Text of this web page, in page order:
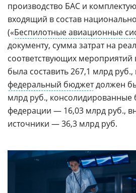
производство БАС и
входящий в состав
(«Беспилотные авиационные
документу, сумма затрат на
соответствующих мероприятий
была составить 267,1 млрд
федеральный бюджетдолжен
млрд руб., консолидированные
федерации — 16,03 млрд руб.,
источники — 36,3 млрд руб.